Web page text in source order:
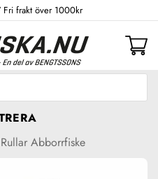
Fri frakt över 1000kr
Rullar Abborrfiske